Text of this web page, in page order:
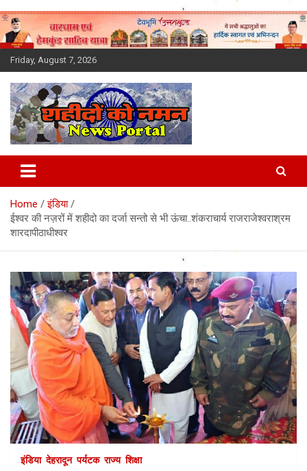
Skip
to
content
Friday, August 7, 2026
Latest News Today, Breaking
News, Uttarakhand News in
Hindi
Home
इंडिया
ईश्वर की नज़रों में शहीदो का दर्जा सन्तो से भी ऊंचा..शंकराचार्य राजराजेश्वराश्रम
शारदापीठाधीश्वर
इंडिया देहरादून पर्यटक राज्य शिक्षा